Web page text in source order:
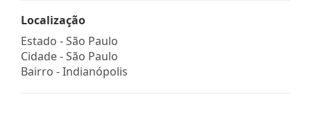
Localização
Estado -São Paulo
Cidade -São Paulo
Bairro -Indianópolis